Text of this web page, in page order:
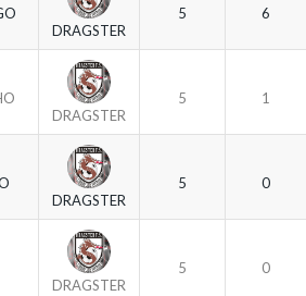
DRAGSTER
5 6
DRAGSTER
5 1
DRAGSTER
5 0
DRAGSTER
5 0